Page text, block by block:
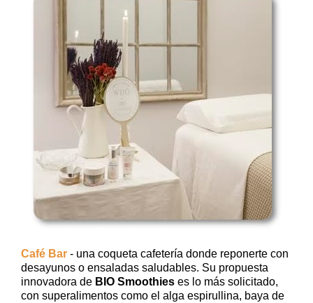
Café Bar - una coqueta cafetería donde reponerte con
desayunos o ensaladas saludables. Su propuesta
innovadora de BIO Smoothies es lo más solicitado,
con superalimentos como el alga espirullina, baya de